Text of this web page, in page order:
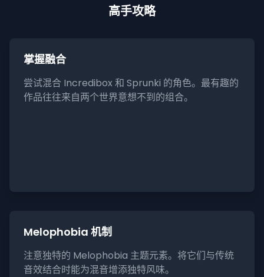
高手攻略
掌握融合
尝试混合 Incredibox 和 Sprunki 的角色。最有趣的
作品往往来自两个世界意想不到的组合。
Melophobia 机制
注意独特的 Melophobia 主题元素。将它们与传统
音效结合时能为混音增添独特风味。